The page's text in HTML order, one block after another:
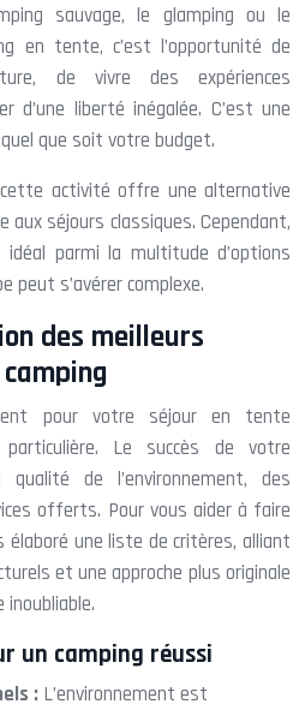
sauvage, le glamping ou le
en tente, c’est l’opportunité de
de vivre des expériences
liberté inégalée. C’est une
que soit votre budget.
activité offre une alternative
aux séjours classiques. Cependant,
idéal parmi la multitude d’options
peut s’avérer complexe.
des meilleurs
pour votre séjour en tente
Le succès de votre
de l’environnement, des
offerts. Pour vous aider à faire
élaboré une liste de critères, alliant
et une approche plus originale
inoubliable.
un camping réussi
: L’environnement est